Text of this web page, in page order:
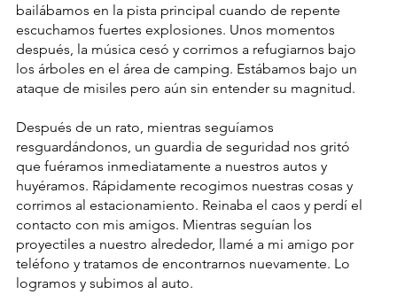
bailábamos en la pista principal cuando de repente
escuchamos fuertes explosiones. Unos momentos
después, la música cesó y corrimos a refugiarnos bajo
los árboles en el área de camping. Estábamos bajo un
ataque de misiles pero aún sin entender su magnitud.
Después de un rato, mientras seguíamos
resguardándonos, un guardia de seguridad nos gritó
que fuéramos inmediatamente a nuestros autos y
huyéramos. Rápidamente recogimos nuestras cosas y
corrimos al estacionamiento. Reinaba el caos y perdí el
contacto con mis amigos. Mientras seguían los
proyectiles a nuestro alrededor, llamé a mi amigo por
teléfono y tratamos de encontrarnos nuevamente. Lo
logramos y subimos al auto.